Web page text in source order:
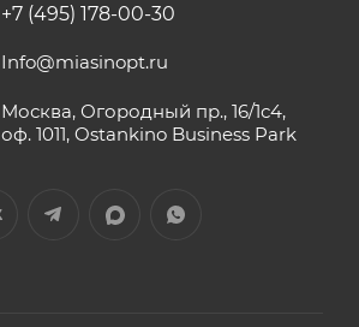
+7 (495) 178-00-30
Info@miasinopt.ru
Москва, Огородный пр., 16/1с4,
оф. 1011, Ostankino Business Park